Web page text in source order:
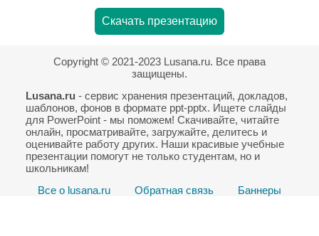
Скачать презентацию
Copyright © 2021-2023 Lusana.ru. Все права
защищены.
Lusana.ru - сервис хранения презентаций, докладов,
шаблонов, фонов в формате ppt-pptx. Ищете слайды
для PowerPoint - мы поможем! Скачивайте, читайте
онлайн, просматривайте, загружайте, делитесь и
оценивайте работу других. Наши красивые учебные
презентации помогут не только студентам, но и
школьникам!
Все о lusana.ru
Обратная связь Баннеры